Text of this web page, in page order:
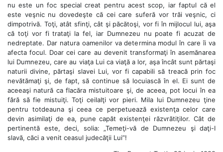
nu este un foc special creat pentru acest scop, iar faptul că el
este veşnic nu dovedeşte că cei care suferă vor trăi veşnic, ci
dimpotrivă. Toţi, atât sfinţi, cât şi păcătoşi, vor fi în mijlocul lui, aşa
că toţi vor fi trataţi la fel, iar Dumnezeu nu poate fi acuzat de
nedreptate. Dar natura oamenilor va determina modul în care îi va
afecta focul. Doar cei care au devenit transformaţi în asemănarea
lui Dumnezeu, care au viaţa Lui ca viaţă a lor, aşa încât sunt părtaşi
naturii divine, părtaşi slavei Lui, vor fi capabili să treacă prin foc
nevătămaţi şi, de fapt, să continue să locuiască în el. Ei sunt de
aceeaşi natură ca flacăra mistuitoare şi, de aceea, pot locui în ea
fără să fie mistuiţi. Toţi ceilalţi vor pieri. Mila lui Dumnezeu ţine
pentru totdeauna şi ceea ce perpetuează existenţa celor care
devin asimilaţi de ea, pune capăt existenţei răzvrătiţilor. Cât de
pertinentă este, deci, solia: „Temeţi-vă de Dumnezeu şi daţi-I
slavă, căci a venit ceasul judecăţii Lui”!